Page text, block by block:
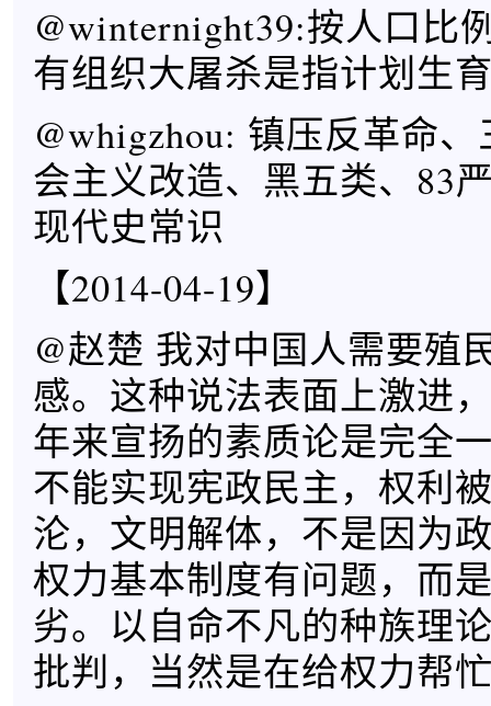
@winternight39:按人口比
有组织大屠杀是指计划生
@whigzhou: 镇压反革命
会主义改造、黑五类、83
现代史常识
【2014-04-19】
@赵楚 我对中国人需要殖
感。这种说法表面上激进
年来宣扬的素质论是完全
不能实现宪政民主，权利
沦，文明解体，不是因为
权力基本制度有问题，而
劣。以自命不凡的种族理
批判，当然是在给权力帮